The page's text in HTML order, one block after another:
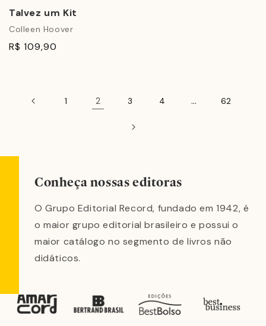
Talvez um Kit
Colleen Hoover
R$ 109,90
1 2 3 4 … 62
Conheça nossas editoras
O Grupo Editorial Record, fundado em 1942, é
o maior grupo editorial brasileiro e possui o
maior catálogo no segmento de livros não
didáticos.